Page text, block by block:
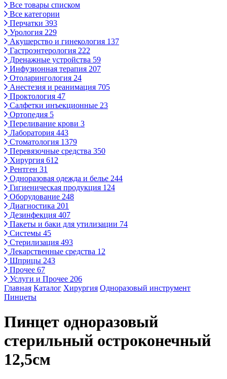
Все товары списком
Все категории
Перчатки 393
Урология 229
Акушерство и гинекология 137
Гастроэнтерология 222
Дренажные устройства 59
Инфузионная терапия 207
Отоларингология 24
Анестезия и реанимация 705
Проктология 47
Салфетки инъекционные 23
Ортопедия 5
Переливание крови 3
Лаборатория 443
Стоматология 1379
Перевязочные средства 350
Хирургия 612
Рентген 31
Одноразовая одежда и белье 244
Гигиеническая продукция 124
Оборудование 248
Диагностика 201
Дезинфекция 407
Пакеты и баки для утилизации 74
Системы 45
Стерилизация 493
Лекарственные средства 12
Шприцы 243
Прочее 67
Услуги и Прочее 206
Главная Каталог Хирургия Одноразовый инструмент
Пинцеты
Пинцет одноразовый
стерильный остроконечный
12,5см